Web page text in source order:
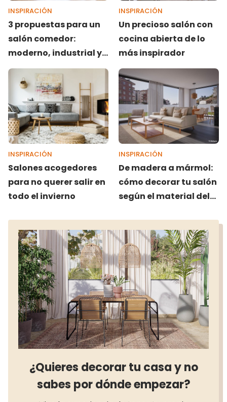
INSPIRACIÓN
3 propuestas para un
salón comedor:
moderno, industrial y
rústico
INSPIRACIÓN
Un precioso salón con
cocina abierta de lo
más inspirador
INSPIRACIÓN
Salones acogedores
para no querer salir en
todo el invierno
INSPIRACIÓN
De madera a mármol:
cómo decorar tu salón
según el material del
¿Quieres decorar tu casa y no
sabes por dónde empezar?